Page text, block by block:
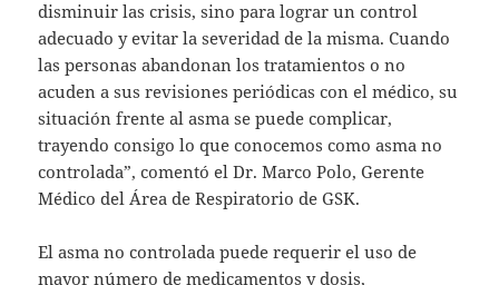
disminuir las crisis, sino para lograr un control
adecuado y evitar la severidad de la misma. Cuando
las personas abandonan los tratamientos o no
acuden a sus revisiones periódicas con el médico, su
situación frente al asma se puede complicar,
trayendo consigo lo que conocemos como asma no
controlada”, comentó el Dr. Marco Polo, Gerente
Médico del Área de Respiratorio de GSK.
El asma no controlada puede requerir el uso de
mayor número de medicamentos y dosis,